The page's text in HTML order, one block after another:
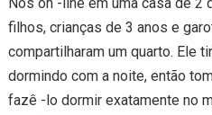
filhos, crianças de 3 anos e
compartilharam um quarto. Ele
dormindo com a noite, então
fazê -lo dormir exatamente no